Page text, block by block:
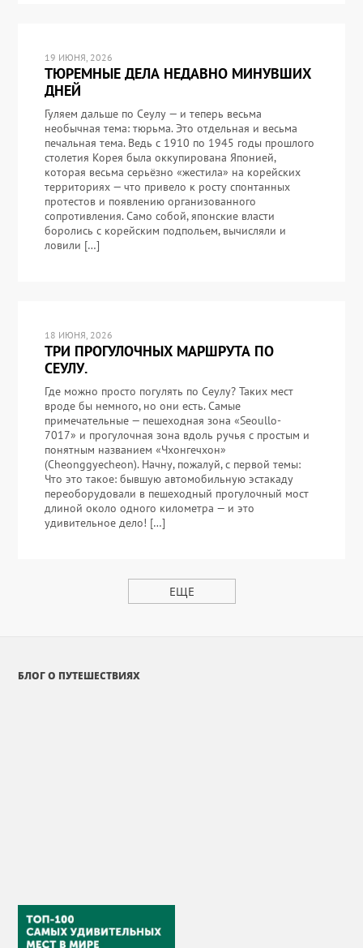
19 ИЮНЯ, 2026
ТЮРЕМНЫЕ ДЕЛА НЕДАВНО МИНУВШИХ
ДНЕЙ
Гуляем дальше по Сеулу — и теперь весьма
необычная тема: тюрьма. Это отдельная и весьма
печальная тема. Ведь с 1910 по 1945 годы прошлого
столетия Корея была оккупирована Японией,
которая весьма серьёзно «жестила» на корейских
территориях — что привело к росту спонтанных
протестов и появлению организованного
сопротивления. Само собой, японские власти
боролись с корейским подпольем, вычисляли и
ловили […]
18 ИЮНЯ, 2026
ТРИ ПРОГУЛОЧНЫХ МАРШРУТА ПО
СЕУЛУ.
Где можно просто погулять по Сеулу? Таких мест
вроде бы немного, но они есть. Самые
примечательные — пешеходная зона «Seoullo-
7017» и прогулочная зона вдоль ручья с простым и
понятным названием «Чхонгечхон»
(Cheonggyecheon). Начну, пожалуй, с первой темы:
Что это такое: бывшую автомобильную эстакаду
переоборудовали в пешеходный прогулочный мост
длиной около одного километра — и это
удивительное дело! […]
ЕЩЕ
БЛОГ О ПУТЕШЕСТВИЯХ